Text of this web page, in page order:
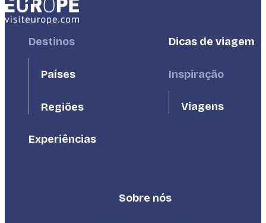
FooterDestinos
Países
Regiões
Experiências
FooterDicas de viagem
Inspiração
Viagens
Footer
Sobre nós